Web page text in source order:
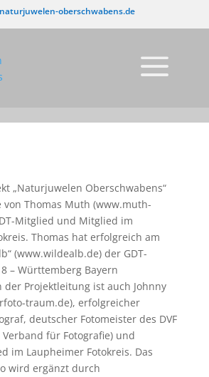
oberschwabens.de
„Naturjuwelen Oberschwabens“
Thomas Muth (www.muth-
Mitglied und Mitglied im
Thomas hat erfolgreich am
(www.wildealb.de) der GDT-
– Württemberg Bayern
Projektleitung ist auch Johnny
traum.de), erfolgreicher
deutscher Fotomeister des DVF
für Fotografie) und
im Laupheimer Fotokreis. Das
wird ergänzt durch